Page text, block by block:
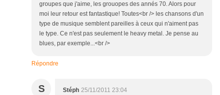
groupes que j'aime, les grouopes des annés 70. Alors pour
moi leur retour est fantastique! Toutes<br /> les chansons d'un
type de musique semblent pareilles à ceux qui n'aiment pas
le type. Ce n'est pas seulement le heavy metal. Je pense au
blues, par exemple...<br />
Répondre
S Stéph 25/11/2011 23:04